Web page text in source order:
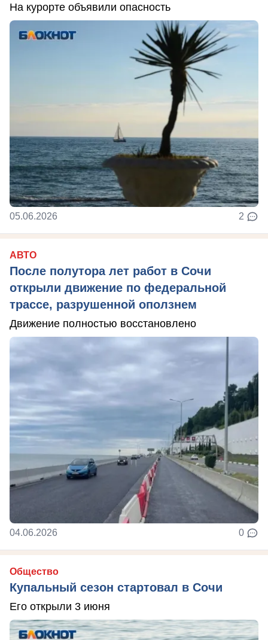
На курорте объявили опасность
05.06.2026 2
АВТО
После полутора лет работ в Сочи
открыли движение по федеральной
трассе, разрушенной оползнем
Движение полностью восстановлено
04.06.2026 0
Общество
Купальный сезон стартовал в Сочи
Его открыли 3 июня